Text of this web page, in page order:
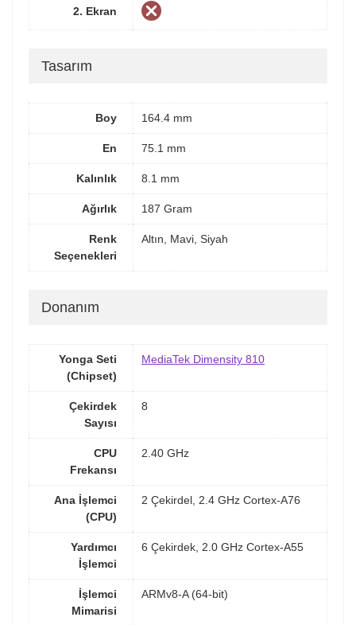
2. Ekran
Tasarım
Boy 164.4 mm
En 75.1 mm
Kalınlık 8.1 mm
Ağırlık 187 Gram
Renk
Seçenekleri
Altın, Mavi, Siyah
Donanım
Yonga Seti
(Chipset)
MediaTek Dimensity 810
Çekirdek
Sayısı
8
CPU
Frekansı
2.40 GHz
Ana İşlemci
(CPU)
2 Çekirdel, 2.4 GHz Cortex-A76
Yardımcı
İşlemci
6 Çekirdek, 2.0 GHz Cortex-A55
İşlemci
Mimarisi
ARMv8-A (64-bit)